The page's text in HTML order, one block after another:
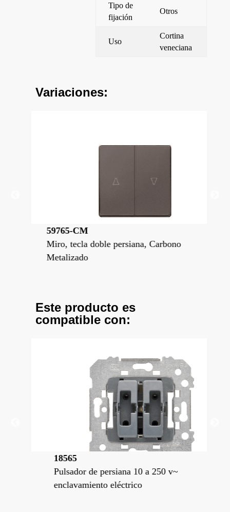
Tipo de
fijación
Otros
Uso
Cortina
veneciana
Variaciones:
59765-CM
Miro, tecla doble persiana, Carbono
Metalizado
Este producto es
compatible con:
18565
Pulsador de persiana 10 a 250 v~
enclavamiento eléctrico